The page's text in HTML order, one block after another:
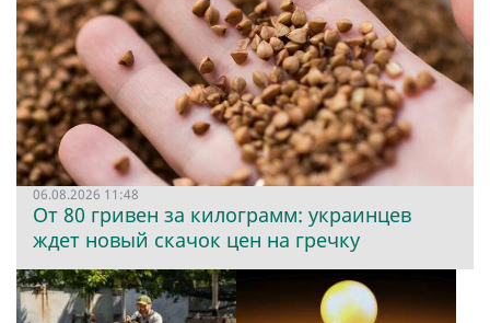
06.08.2026 11:48
От 80 гривен за килограмм: украинцев
ждет новый скачок цен на гречку